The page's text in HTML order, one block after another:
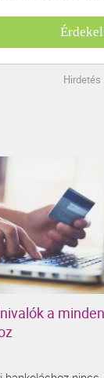
Érdekel
Hirdetés
a